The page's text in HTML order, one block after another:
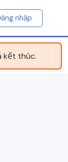
kết thúc.
nhập